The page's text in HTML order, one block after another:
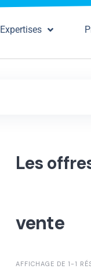
Expertises
Les
vente
AFFICHAGE DE 1-1